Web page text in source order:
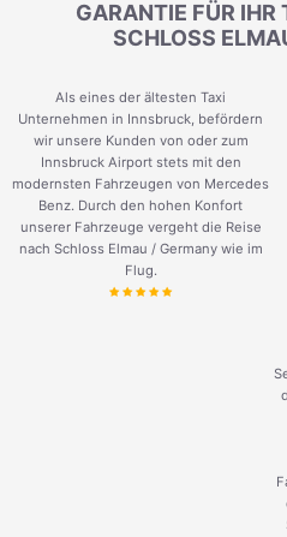
GARANTIE FÜR IHR
SCHLOSS
Als eines der ältesten Taxi
Unternehmen in Innsbruck, befördern
wir unsere Kunden von oder zum
Innsbruck Airport stets mit den
modernsten Fahrzeugen von Mercedes
Benz. Durch den hohen Konfort
unserer Fahrzeuge vergeht die Reise
nach Schloss Elmau / Germany wie im
Flug.